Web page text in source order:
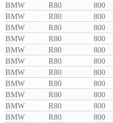
BMW
R80 800
BMW
R80 800
BMW
R80 800
BMW
R80 800
BMW
R80 800
BMW
R80 800
BMW
R80 800
BMW
R80 800
BMW
R80 800
BMW
R80 800
BMW
R80 800